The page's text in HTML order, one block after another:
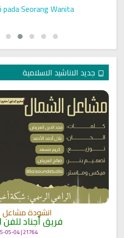
pada Seorang Wanita
جديد الاناشيد الاسلامية
انشودة مشاعل
فريق أجناد
21764 | 2025-05-04